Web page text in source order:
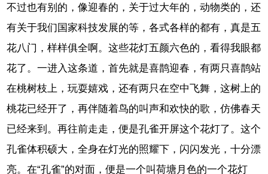
不过也有别的，像迎春的，关于过大年的，动物类的，还
有关于我们国家科技发展的等，各式各样的都有，真是五
花八门，样样俱全啊。这些花灯五颜六色的，看得我眼都
花了。一进入这条道，首先就是喜鹊迎春，有两只喜鹊站
在桃树枝上，玩耍嬉戏，还有两只在空中飞舞，这树上的
桃花已经开了，再伴随着鸟的叫声和欢快的歌，仿佛春天
已经来到。再往前走走，便是孔雀开屏这个花灯了。这个
孔雀体积硕大，全身在灯光的照耀下，闪闪发光，十分漂
亮。在“孔雀”的对面，便是一个叫荷塘月色的一个花灯